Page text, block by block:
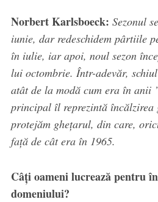
Norbert Karlsboeck: Sezonul
iunie, dar redeschidem pârtiile
în iulie, iar apoi, noul sezon
lui octombrie. Într-adevăr,
atât de la modă cum era în anii
principal îl reprezintă încălzirea
protejăm ghețarul, din care,
față de cât era în 1965.
Câți oameni lucrează pentru
domeniului?